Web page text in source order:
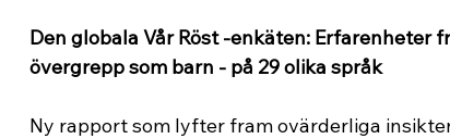
Den globala Vår Röst -enkäten: Erfarenheter
övergrepp som barn - på 29 olika språk
Ny rapport som lyfter fram ovärderliga